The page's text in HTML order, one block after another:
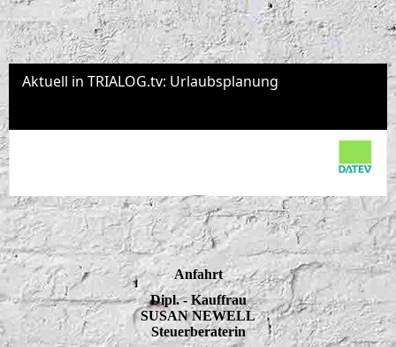
Anfahrt
Dipl. - Kauffrau
SUSAN NEWELL
Steuerberaterin